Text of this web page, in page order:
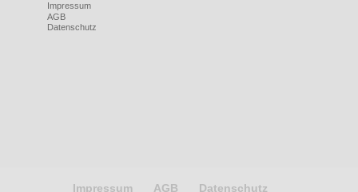
Impressum
AGB
Datenschutz
Impressum AGB Datenschutz